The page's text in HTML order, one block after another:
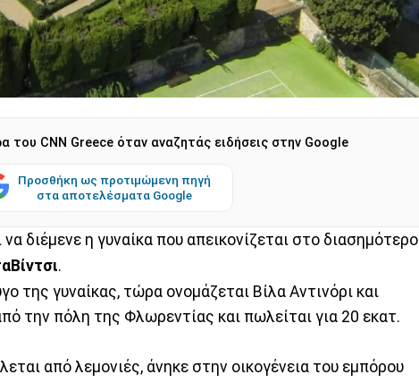
του CNN Greece όταν αναζητάς ειδήσεις στην Google
Προσθήκη ως προτιμώμενη πηγή
στα αποτελέσματα Google
διέμενε η γυναίκα που απεικονίζεται στο διασημότερο
.
της γυναίκας, τώρα ονομάζεται Βίλα Αντινόρι και
την πόλη της Φλωρεντίας και πωλείται για 20 εκατ.
από λεμονιές, άνηκε στην οικογένεια του εμπόρου